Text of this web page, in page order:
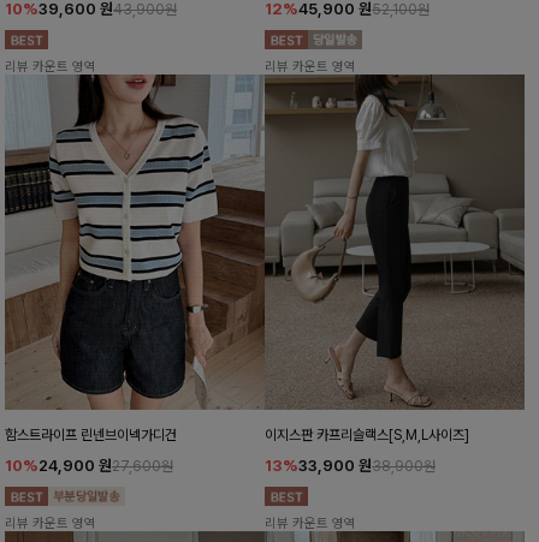
10%39,600 원43,900원
리뷰 카운트 영역
12%45,900 원52,100원
리뷰 카운트 영역
함스트라이프 린넨브이넥가디건
10%24,900 원27,600원
리뷰 카운트 영역
이지스판 카프리슬랙스[S,M,L사이즈]
13%33,900 원38,900원
리뷰 카운트 영역